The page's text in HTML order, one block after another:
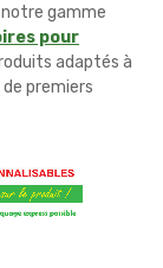
gamme
pour
adaptés à
premiers